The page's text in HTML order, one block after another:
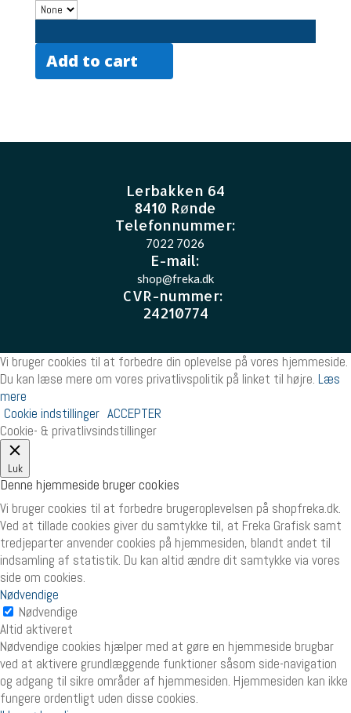
Add to cart
Lerbakken 64
8410 Rønde
Telefonnummer:
7022 7026
E-mail:
shop@freka.dk
CVR-nummer:
24210774
Vi bruger cookies til at forbedre din oplevelse på vores hjemmeside.
Du kan læse mere om vores privatlivspolitik på linket til højre. Læs
mere
Cookie indstillinger ACCEPTER
Cookie- & privatlivsindstillinger
Luk
Denne hjemmeside bruger cookies
Vi bruger cookies til at forbedre brugeroplevelsen på shopfreka.dk.
Ved at tillade cookies giver du samtykke til, at Freka Grafisk samt
tredjeparter anvender cookies på hjemmesiden, blandt andet til
indsamling af statistik. Du kan altid ændre dit samtykke via vores
side om cookies.
Nødvendige
Nødvendige
Altid aktiveret
Nødvendige cookies hjælper med at gøre en hjemmeside brugbar
ved at aktivere grundlæggende funktioner såsom side-navigation
og adgang til sikre områder af hjemmesiden. Hjemmesiden kan ikke
fungere ordentligt uden disse cookies.